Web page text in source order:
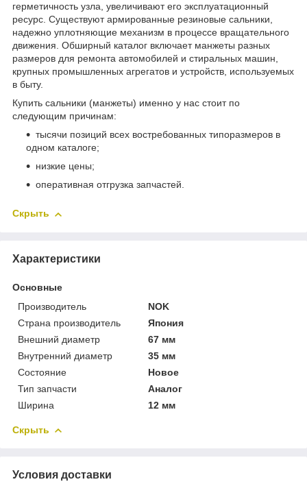
герметичность узла, увеличивают его эксплуатационный
ресурс. Существуют армированные резиновые сальники,
надежно уплотняющие механизм в процессе вращательного
движения. Обширный каталог включает манжеты разных
размеров для ремонта автомобилей и стиральных машин,
крупных промышленных агрегатов и устройств, используемых
в быту.
Купить сальники (манжеты) именно у нас стоит по
следующим причинам:
тысячи позиций всех востребованных типоразмеров в
одном каталоге;
низкие цены;
оперативная отгрузка запчастей.
Скрыть
Характеристики
Основные
Производитель
NOK
Страна производитель
Япония
Внешний диаметр
67 мм
Внутренний диаметр
35 мм
Состояние
Новое
Тип запчасти
Аналог
Ширина
12 мм
Скрыть
Условия доставки